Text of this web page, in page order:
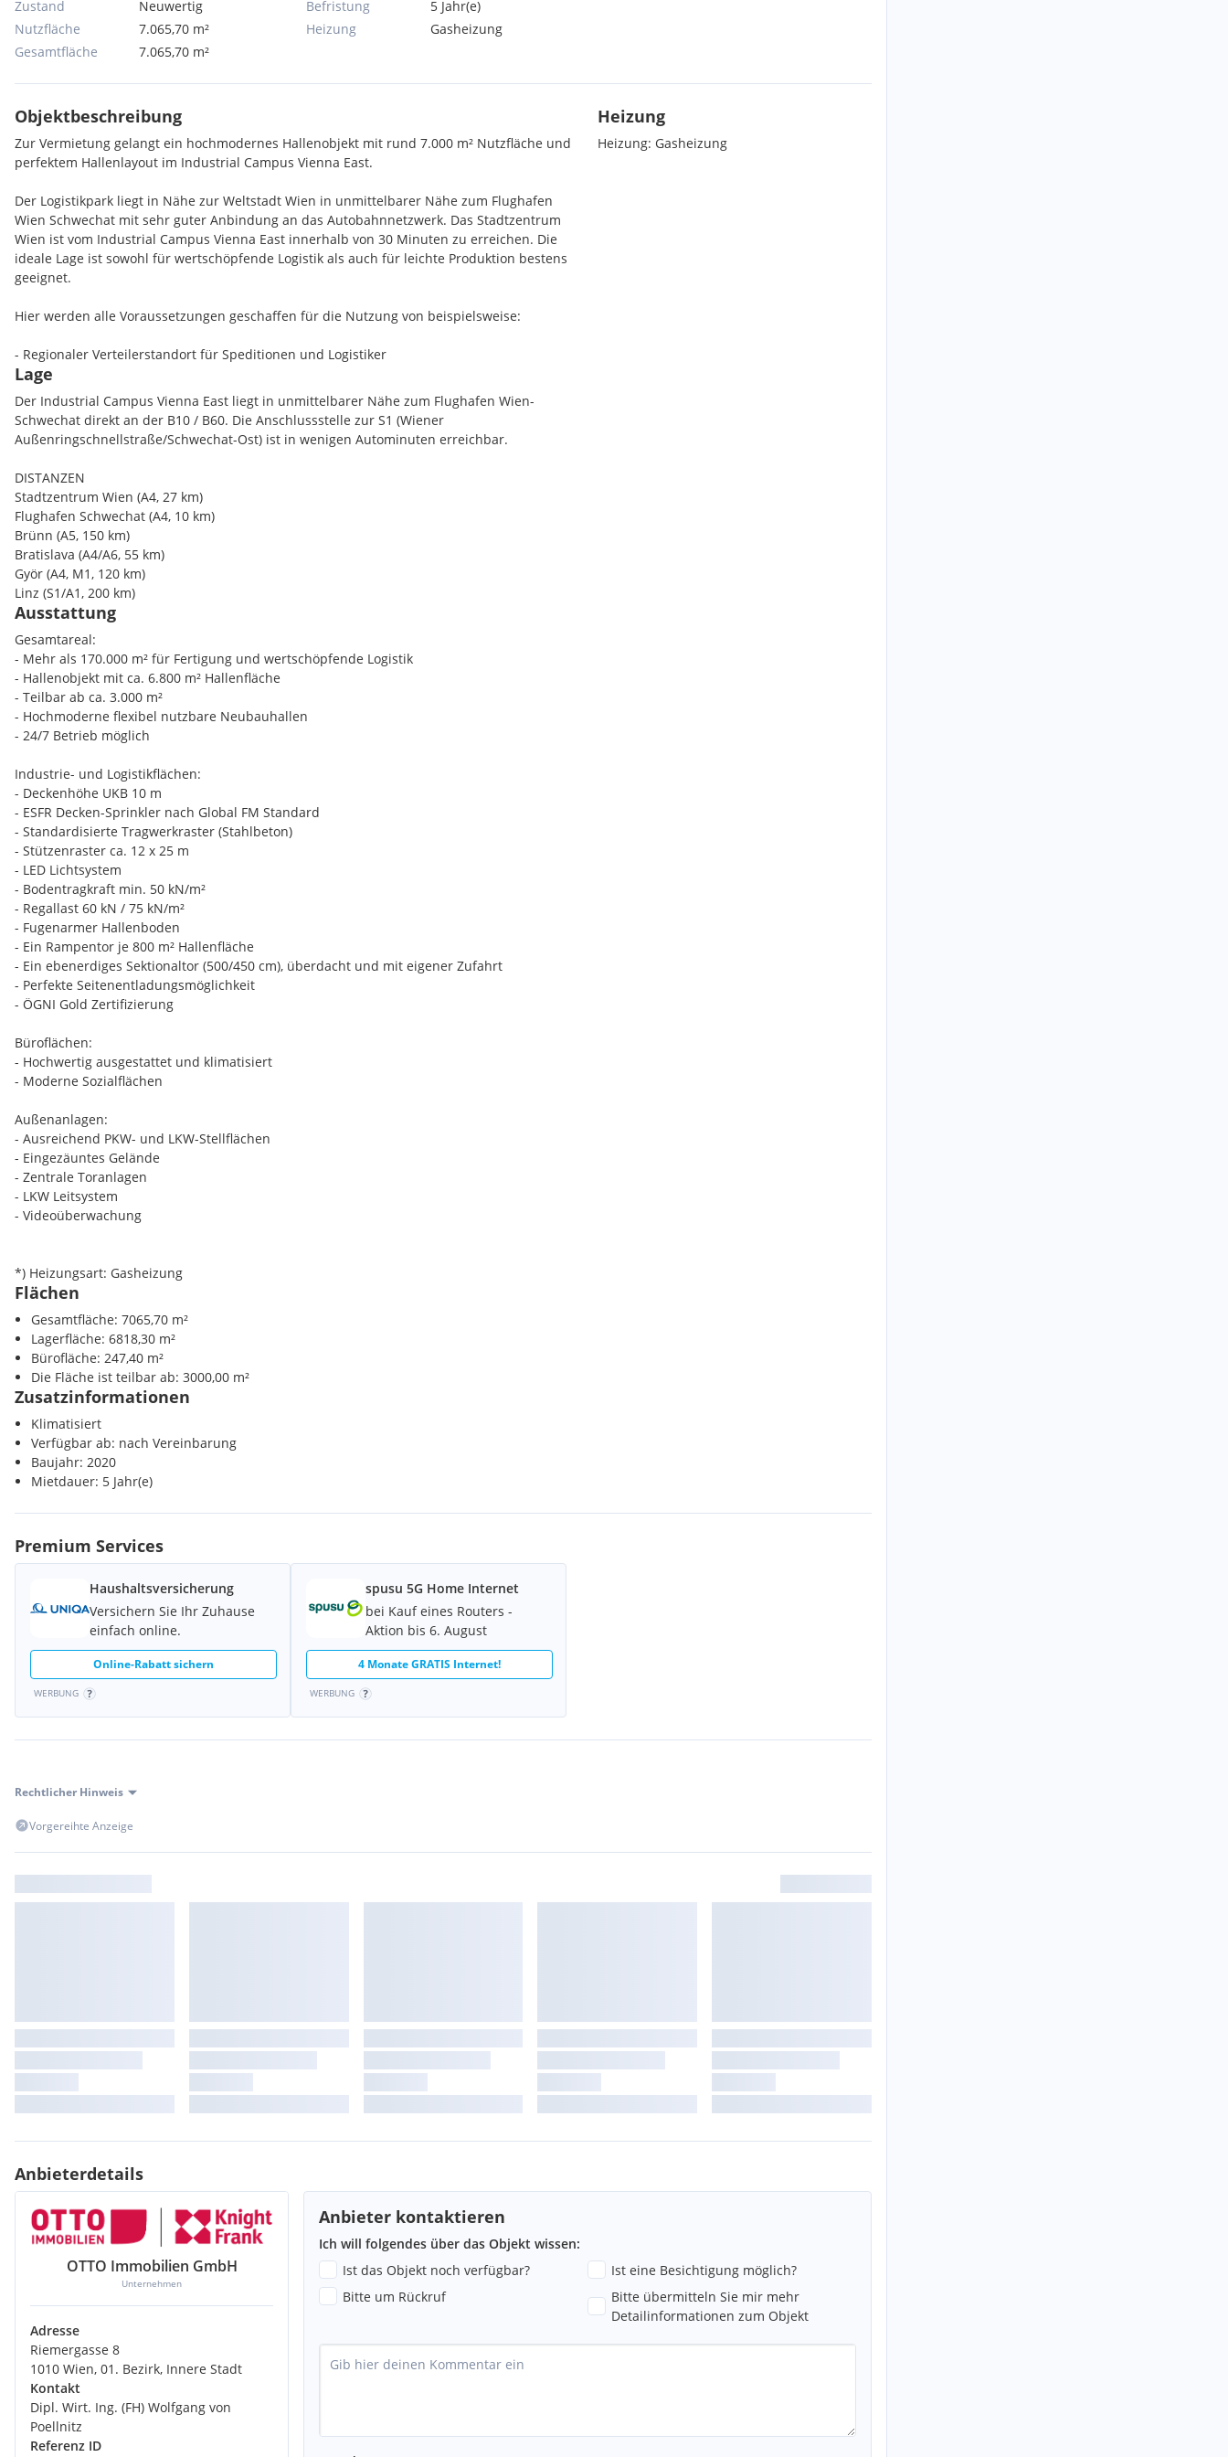
Zustand
Neuwertig
Nutzfläche
7.065,70 m²
Gesamtfläche
7.065,70 m²
Befristung
5 Jahr(e)
Heizung
Gasheizung
Objektbeschreibung
Zur Vermietung gelangt ein hochmodernes Hallenobjekt mit rund 7.000 m² Nutzfläche und
perfektem Hallenlayout im Industrial Campus Vienna East.
Der Logistikpark liegt in Nähe zur Weltstadt Wien in unmittelbarer Nähe zum Flughafen
Wien Schwechat mit sehr guter Anbindung an das Autobahnnetzwerk. Das Stadtzentrum
Wien ist vom Industrial Campus Vienna East innerhalb von 30 Minuten zu erreichen. Die
ideale Lage ist sowohl für wertschöpfende Logistik als auch für leichte Produktion bestens
geeignet.
Hier werden alle Voraussetzungen geschaffen für die Nutzung von beispielsweise:
- Regionaler Verteilerstandort für Speditionen und Logistiker
- E-Commerce und Fulfilmentdienstleister
- Export- und Importlager
- Einzelhandelslogistik / FMCG
- Autozuliefererindustrie / After-Sales / Ersatzteillager
- Produktionslager / Leichtindustrie
Lage
Der Industrial Campus Vienna East liegt in unmittelbarer Nähe zum Flughafen Wien-
Schwechat direkt an der B10 / B60. Die Anschlussstelle zur S1 (Wiener
Außenringschnellstraße/Schwechat-Ost) ist in wenigen Autominuten erreichbar.
DISTANZEN
Stadtzentrum Wien (A4, 27 km)
Flughafen Schwechat (A4, 10 km)
Brünn (A5, 150 km)
Bratislava (A4/A6, 55 km)
Györ (A4, M1, 120 km)
Linz (S1/A1, 200 km)
Ausstattung
Gesamtareal:
- Mehr als 170.000 m² für Fertigung und wertschöpfende Logistik
- Hallenobjekt mit ca. 6.800 m² Hallenfläche
- Teilbar ab ca. 3.000 m²
- Hochmoderne flexibel nutzbare Neubauhallen
- 24/7 Betrieb möglich
Industrie- und Logistikflächen:
- Deckenhöhe UKB 10 m
- ESFR Decken-Sprinkler nach Global FM Standard
- Standardisierte Tragwerkraster (Stahlbeton)
- Stützenraster ca. 12 x 25 m
- LED Lichtsystem
- Bodentragkraft min. 50 kN/m²
- Regallast 60 kN / 75 kN/m²
- Fugenarmer Hallenboden
- Ein Rampentor je 800 m² Hallenfläche
- Ein ebenerdiges Sektionaltor (500/450 cm), überdacht und mit eigener Zufahrt
- Perfekte Seitenentladungsmöglichkeit
- ÖGNI Gold Zertifizierung
Büroflächen:
- Hochwertig ausgestattet und klimatisiert
- Moderne Sozialflächen
Außenanlagen:
- Ausreichend PKW- und LKW-Stellflächen
- Eingezäuntes Gelände
- Zentrale Toranlagen
- LKW Leitsystem
- Videoüberwachung
*) Heizungsart: Gasheizung
Flächen
Gesamtfläche: 7065,70 m²
Lagerfläche: 6818,30 m²
Bürofläche: 247,40 m²
Die Fläche ist teilbar ab: 3000,00 m²
Zusatzinformationen
Klimatisiert
Verfügbar ab: nach Vereinbarung
Baujahr: 2020
Mietdauer: 5 Jahr(e)
Heizung
Heizung: Gasheizung
Premium Services
Haushaltsversicherung
Versichern Sie Ihr Zuhause
einfach online.
Online-Rabatt sichern
WERBUNG
spusu 5G Home Internet
bei Kauf eines Routers -
Aktion bis 6. August
4 Monate GRATIS Internet!
WERBUNG
Rechtlicher Hinweis
Vorgereihte Anzeige
Anbieterdetails
OTTO Immobilien GmbH
Unternehmen
Adresse
Riemergasse 8
1010 Wien, 01. Bezirk, Innere Stadt
Kontakt
Dipl. Wirt. Ing. (FH) Wolfgang von
Poellnitz
Referenz ID
Anbieter kontaktieren
Ich will folgendes über das Objekt wissen:
Ist das Objekt noch verfügbar?
Ist eine Besichtigung möglich?
Bitte um Rückruf
Bitte übermitteln Sie mir mehr
Detailinformationen zum Objekt